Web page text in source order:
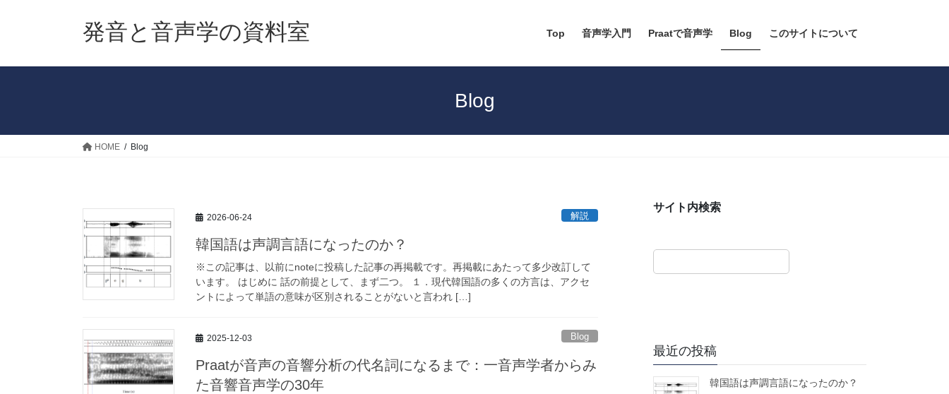
発音と音声学の資料室 Top 音声学入門 Praatで音声学 Blog このサイトについて
Blog
HOME Blog
2026-06-24 解説
韓国語は声調言語になったのか？
※この記事は、以前にnoteに投稿した記事の再掲載です。再掲載にあたって多少改訂して
います。 はじめに 話の前提として、まず二つ。 １．現代韓国語の多くの方言は、アクセ
ントによって単語の意味が区別されることがないと言われ […]
2025-12-03 Blog
Praatが音声の音響分析の代名詞になるまで：一音声学者からみ
た音響音声学の30年
サイト内検索
最近の投稿
韓国語は声調言語になったのか？